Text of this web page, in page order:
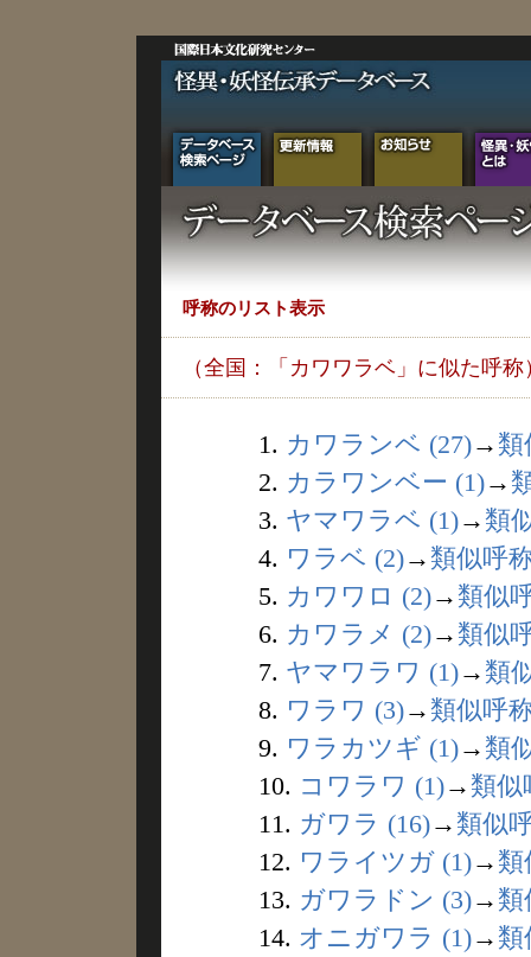
呼称のリスト表示
（全国：「カワワラベ」に似た呼称
1. カワランベ (27)→ 類
2. カラワンベー (1)→
3. ヤマワラベ (1)→ 類
4. ワラベ (2)→ 類似呼
5. カワワロ (2)→ 類似
6. カワラメ (2)→ 類似
7. ヤマワラワ (1)→ 類
8. ワラワ (3)→ 類似呼
9. ワラカツギ (1)→ 類
10. コワラワ (1)→ 類似
11. ガワラ (16)→ 類似
12. ワライツガ (1)→ 類
13. ガワラドン (3)→ 類
14. オニガワラ (1)→ 類